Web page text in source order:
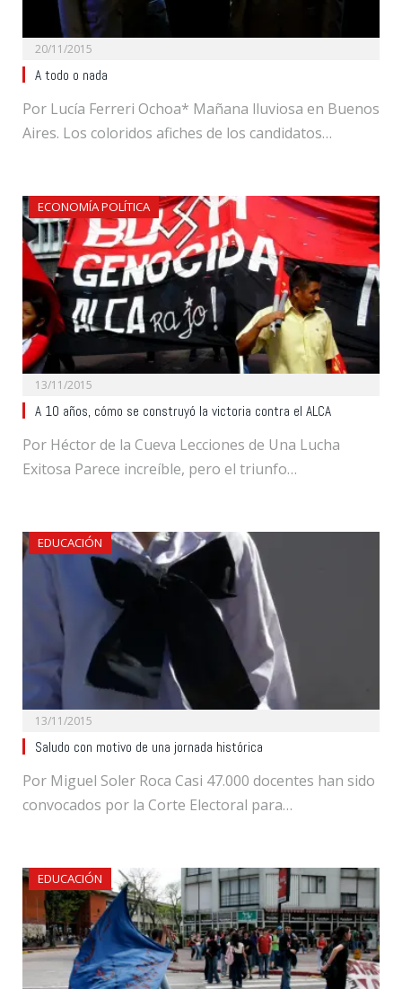
20/11/2015
A todo o nada
Por Lucía Ferreri Ochoa* Mañana lluviosa en Buenos
Aires. Los coloridos afiches de los candidatos…
ECONOMÍA POLÍTICA
13/11/2015
A 10 años, cómo se construyó la victoria contra el ALCA
Por Héctor de la Cueva Lecciones de Una Lucha
Exitosa Parece increíble, pero el triunfo…
EDUCACIÓN
13/11/2015
Saludo con motivo de una jornada histórica
Por Miguel Soler Roca Casi 47.000 docentes han sido
convocados por la Corte Electoral para…
EDUCACIÓN